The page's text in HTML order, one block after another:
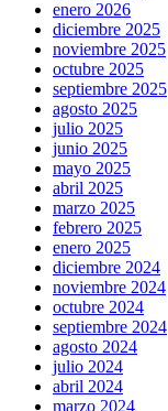
enero 2026
diciembre 2025
noviembre 2025
octubre 2025
septiembre 2025
agosto 2025
julio 2025
junio 2025
mayo 2025
abril 2025
marzo 2025
febrero 2025
enero 2025
diciembre 2024
noviembre 2024
octubre 2024
septiembre 2024
agosto 2024
julio 2024
abril 2024
marzo 2024